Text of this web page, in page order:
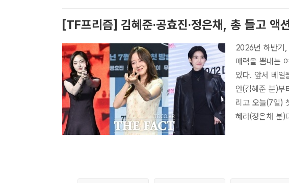
[TF프리즘] 김혜준·공효진·정은채, 총 들고 액
2026년 하반기
매력을 뽐내는
있다. 앞서 베일
안(김혜준 분)
리고 오늘(7일)
혜라(정은채 분)